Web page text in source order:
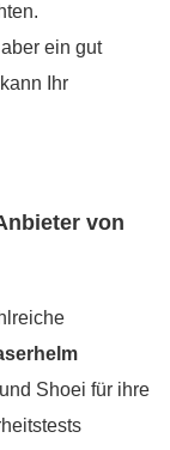
ein gut
Ihr
von
Shoei für ihre